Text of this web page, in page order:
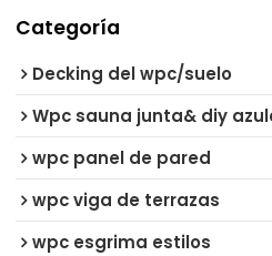
Categoría
Decking del wpc/suelo
Wpc sauna junta& diy
wpc panel de pared
wpc viga de terrazas
wpc esgrima estilos